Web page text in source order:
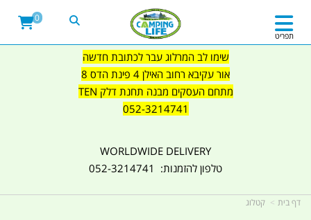
שימו לב המרלוג עבר לכתובת חדשה
אור עקיבא רחוב האילן 4 פינת הדס 8
מתחם העסקים מבנה תחנת דלק TEN
052-3214741
WORLDWIDE DELIVERY
טלפון להזמנות: 052-3214741
תפריט
0
דף בית קטלוג